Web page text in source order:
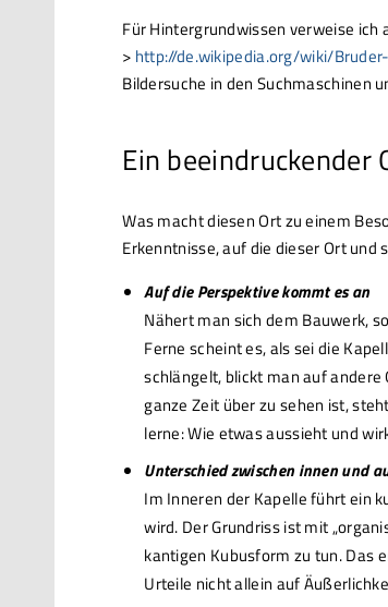
Für Hintergrundwissen verweise ich
> http://de.wikipedia.org/wiki/
Bildersuche in den Suchmaschinen
Ein
Was macht diesen Ort zu einem
Erkenntnisse, auf die dieser Ort und
Auf die Perspektive kommt es an
Nähert man sich dem Bauwerk,
Ferne scheint es, als sei die
schlängelt, blickt man auf
ganze Zeit über zu sehen ist,
lerne: Wie etwas aussieht und
Unterschied zwischen innen und
Im Inneren der Kapelle führt ein
wird. Der Grundriss ist mit
kantigen Kubusform zu tun. Das
Urteile nicht allein auf